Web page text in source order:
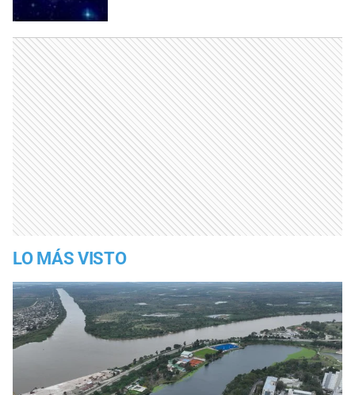
LO MÁS VISTO